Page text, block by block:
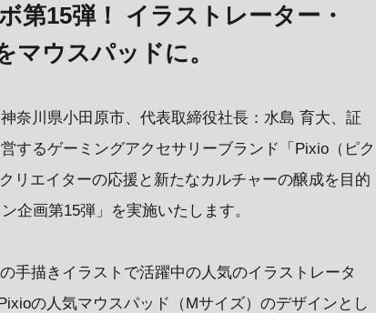
第15弾！ イラストレーター・
マウスパッドに。
奈川県小田原市、代表取締役社長：水島 育大、証
するゲーミングアクセサリーブランド「Pixio（ピク
リエイターの応援と新たなカルチャーの醸成を目的
企画第15弾」を実施いたします。
手描きイラストで活躍中の人気のイラストレータ
の人気マウスパッド（Mサイズ）のデザインとし